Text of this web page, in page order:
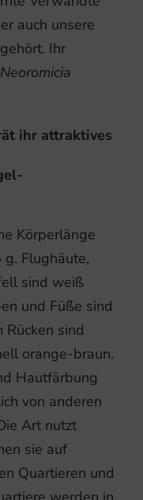
auch unsere
Ihr
Neoromicia
ihr attraktives
Körperlänge
Flughäute,
sind weiß
und Füße sind
sind
orange-braun.
Hautfärbung
von anderen
Art nutzt
sie auf
Quartieren und